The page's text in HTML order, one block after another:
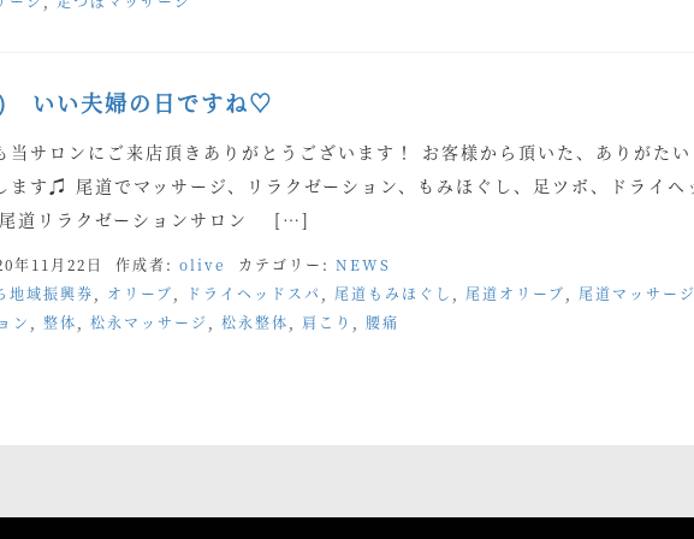
いい夫婦の日ですね♡
当サロンにご来店頂きありがとうございます！ お客様から頂いた、ありがたい
ます♫ 尾道でマッサージ、リラクゼーション、もみほぐし、足ツボ、ドライヘ
尾道リラクゼーションサロン […]
年11月22日 作成者: olive カテゴリー: NEWS
地域振興券 オリーブ ドライヘッドスパ 尾道もみほぐし 尾道オリーブ 尾道マッサージ
ン
整体 松永マッサージ 松永整体 肩こり 腰痛